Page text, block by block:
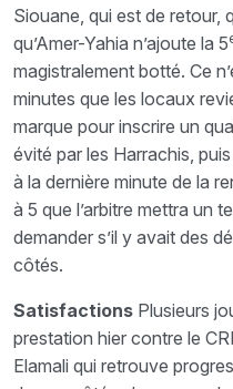
Siouane, qui est de retour,
qu’Amer-Yahia n’ajoute la 5
magistralement botté. Ce
minutes que les locaux
marque pour inscrire un
évité par les Harrachis,
à la dernière minute de la
à 5 que l’arbitre mettra un
demander s’il y avait des
côtés.
Satisfactions Plusieurs
prestation hier contre le
Elamali qui retrouve